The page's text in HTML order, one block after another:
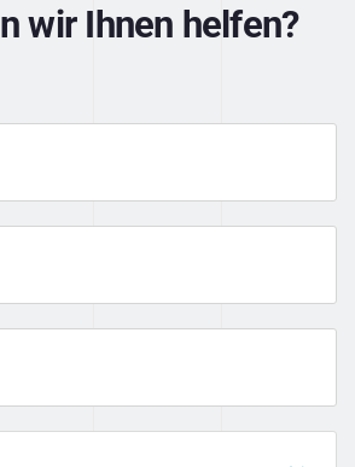
wir Ihnen helfen?